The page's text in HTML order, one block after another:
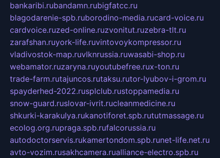
bankaribi.rubandamn.rubigfatcc.ru
blagodarenie-spb.ruborodino-media.rucard-voice.ru
cardvoice.ruzed-online.ruzvonitut.ruzebra-tlt.ru
zarafshan.ruyork-life.ruvintovoykompressor.ru
vladivostok-map.ruvlknrussia.ruwasabi-shop.ru
webamator.ruzaryna.ruyoutubefree.rux-ton.ru
trade-farm.rutajuncos.rutaksu.rutor-lyubov-i-grom.ru
spayderhed-2022.rusplclub.rustoppamedia.ru
snow-guard.ruslovar-ivrit.rucleanmedicine.ru
shkurki-karakulya.rukanotiforet.spb.rututmassage.ru
ecolog.org.rupraga.spb.rufalcorussia.ru
autodoctorservis.rukamertondom.spb.runet-life.net.ru
avto-vozim.rusakhcamera.rualliance-electro.spb.ru